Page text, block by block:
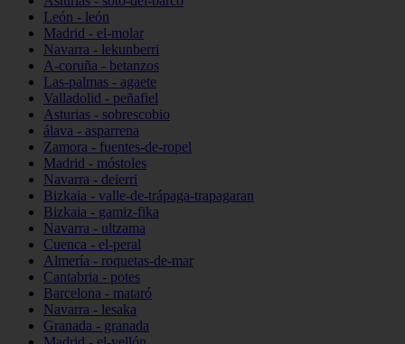
León - león
Madrid - el-molar
Navarra - lekunberri
A-coruña - betanzos
Las-palmas - agaete
Valladolid - peñafiel
Asturias - sobrescobio
álava - asparrena
Zamora - fuentes-de-ropel
Madrid - móstoles
Navarra - deierri
Bizkaia - valle-de-trápaga-trapagaran
Bizkaia - gamiz-fika
Navarra - ultzama
Cuenca - el-peral
Almería - roquetas-de-mar
Cantabria - potes
Barcelona - mataró
Navarra - lesaka
Granada - granada